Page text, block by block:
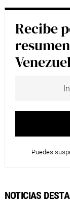
Recibe
Puedes
NOTICIAS